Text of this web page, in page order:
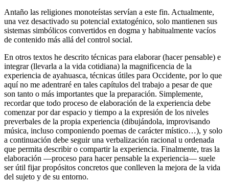
Antaño las religiones monoteístas servían a este fin. Actualmente,
una vez desactivado su potencial extatogénico, solo mantienen sus
sistemas simbólicos convertidos en dogma y habitualmente vacíos
de contenido más allá del control social.
En otros textos he descrito técnicas para elaborar (hacer pensable) e
integrar (llevarla a la vida cotidiana) la magnificencia de la
experiencia de ayahuasca, técnicas útiles para Occidente, por lo que
aquí no me adentraré en tales capítulos del trabajo a pesar de que
son tanto o más importantes que la preparación. Simplemente,
recordar que todo proceso de elaboración de la experiencia debe
comenzar por dar espacio y tiempo a la expresión de los niveles
preverbales de la propia experiencia (dibujándola, improvisando
música, incluso componiendo poemas de carácter místico…), y solo
a continuación debe seguir una verbalización racional u ordenada
que permita describir o compartir la experiencia. Finalmente, tras la
elaboración —proceso para hacer pensable la experiencia— suele
ser útil fijar propósitos concretos que conlleven la mejora de la vida
del sujeto y de su entorno.